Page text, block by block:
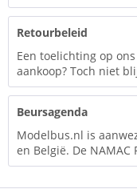
Retourbeleid
Een toelichting op
aankoop? Toch niet
Beursagenda
Modelbus.nl is
en België. De NAMAC